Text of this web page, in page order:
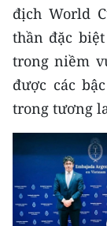
địch World
thần đặc
trong niềm
được các
trong tương